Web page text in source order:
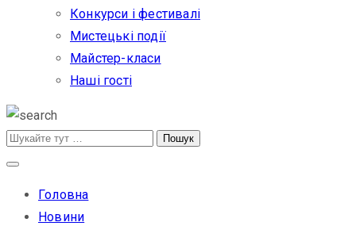
Конкурси і фестивалі
Мистецькі події
Майстер-класи
Наші гості
Головна
Новини